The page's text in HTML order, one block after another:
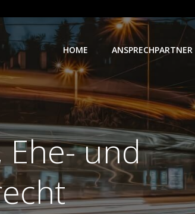
HOME ANSPRECHPARTNER
Ehe- und